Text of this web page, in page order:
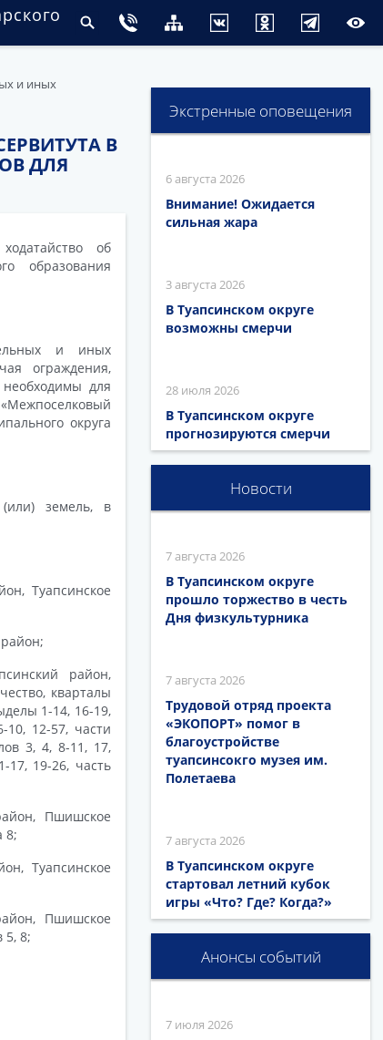
и иных
В
ДЛЯ
об
образования
и иных
ограждения,
для
округа
земель, в
Туапсинское
район,
кварталы
1-14, 16-19,
12-57, части
3, 4, 8-11, 17,
17, 19-26, часть
Пшишское
8;
Туапсинское
Пшишское
5, 8;
Экстренные оповещения
6 августа 2026
Внимание! Ожидается
сильная жара
3 августа 2026
В Туапсинском округе
возможны смерчи
28 июля 2026
В Туапсинском округе
прогнозируются смерчи
Новости
7 августа 2026
В Туапсинском округе
прошло торжество в честь
Дня физкультурника
7 августа 2026
Трудовой отряд проекта
«ЭКОПОРТ» помог в
благоустройстве
туапсинсокго музея им.
Полетаева
7 августа 2026
В Туапсинском округе
стартовал летний кубок
игры «Что? Где? Когда?»
Анонсы событий
7 июля 2026